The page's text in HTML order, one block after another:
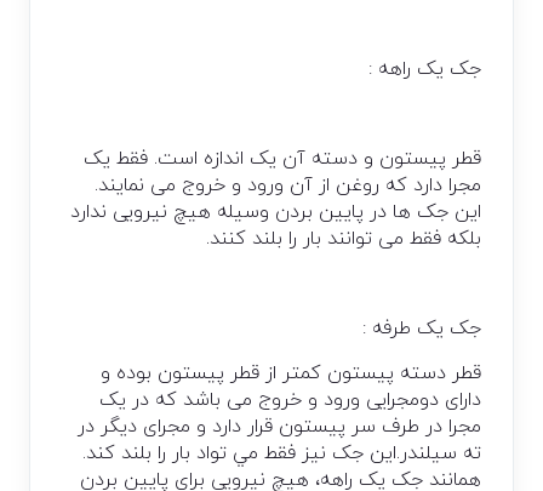
جک يک راهه :
قطر پيستون و دسته آن يک اندازه است. فقط يک
مجرا دارد که روغن از آن ورود و خروج می نمايند.
اين جک ها در پايين بردن وسيله هيچ نيرويی ندارد
بلکه فقط می توانند بار را بلند کنند.
جک يک طرفه :
قطر دسته پيستون کمتر از قطر پيستون بوده و
دارای دومجرايی ورود و خروج می باشد که در يک
مجرا در طرف سر پيستون قرار دارد و مجرای ديگر در
ته سيلندر.اين جک نيز فقط مي تواد بار را بلند کند.
همانند جک يک راهه، هيچ نيرويی برای پايين بردن